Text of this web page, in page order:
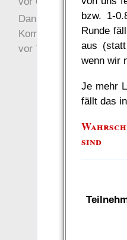
bzw. 1-
Runde
aus
wenn wir
Je mehr
fällt das
sind
Danke für Deinen
Kommentar!
vor 7 Jahre 22 Wochen